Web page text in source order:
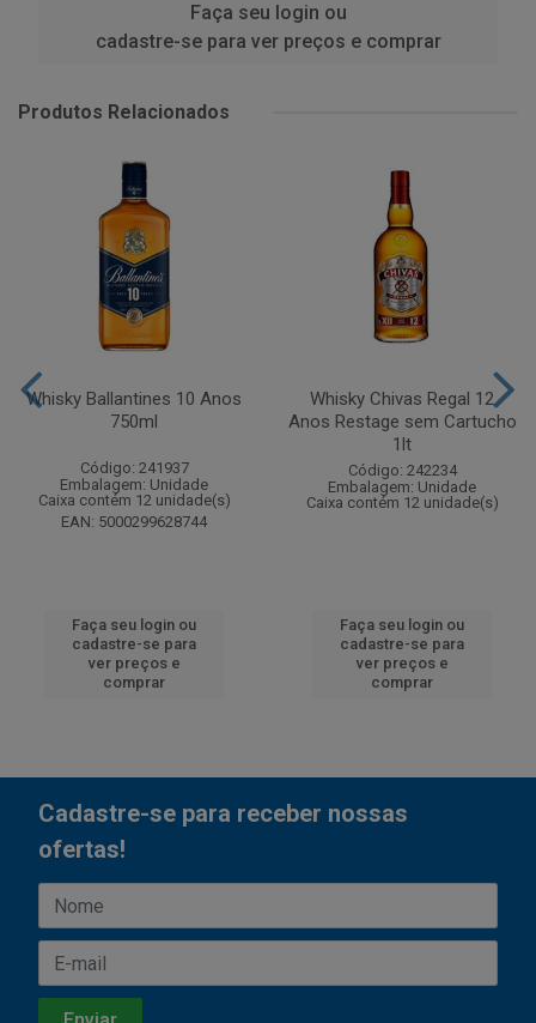
Faça seu login ou
cadastre-se para ver preços e comprar
Produtos Relacionados
Whisky Ballantines 10 Anos
750ml
Código: 241937
Embalagem: Unidade
Caixa contém 12 unidade(s)
EAN: 5000299628744
Faça seu login ou
cadastre-se para
ver preços e
comprar
Whisky Chivas Regal 12
Anos Restage sem Cartucho
1lt
Código: 242234
Embalagem: Unidade
Caixa contém 12 unidade(s)
Faça seu login ou
cadastre-se para
ver preços e
comprar
Cadastre-se para receber nossas
ofertas!